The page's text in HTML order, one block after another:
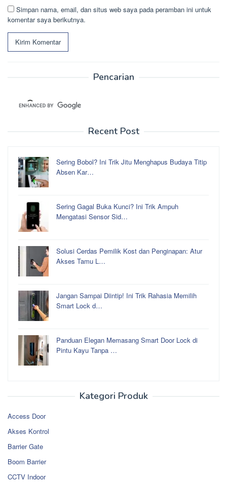
Simpan nama, email, dan situs web saya pada peramban ini untuk
komentar saya berikutnya.
Pencarian
Recent Post
Sering Bobol? Ini Trik Jitu Menghapus Budaya Titip
Absen Kar…
Sering Gagal Buka Kunci? Ini Trik Ampuh
Mengatasi Sensor Sid…
Solusi Cerdas Pemilik Kost dan Penginapan: Atur
Akses Tamu L…
Jangan Sampai Diintip! Ini Trik Rahasia Memilih
Smart Lock d…
Panduan Elegan Memasang Smart Door Lock di
Pintu Kayu Tanpa …
Kategori Produk
Access Door
Akses Kontrol
Barrier Gate
Boom Barrier
CCTV Indoor